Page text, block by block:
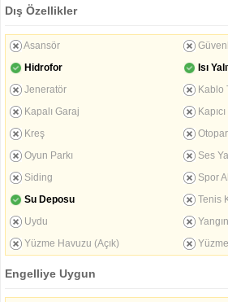
Dış Özellikler
Asansör
Hidrofor
Isı
Jeneratör
Kablo
Kapalı Garaj
Kapıcı
Kreş
Oyun Parkı
Ses
Siding
Spor
Su Deposu
Tenis
Uydu
Yüzme Havuzu (Açık)
Engelliye Uygun